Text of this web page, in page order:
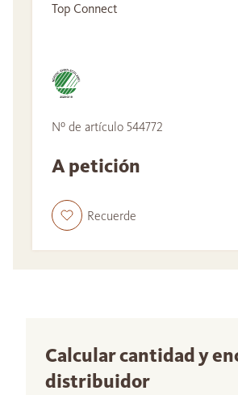
Top Connect
Nº de artículo 544772
A petición
Recuerde
Calcular cantidad y
distribuidor